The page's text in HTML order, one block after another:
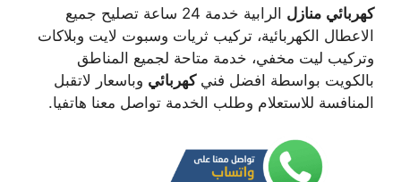
كهربائي منازل
الرابية خدمة 24 ساعة تصليح جميع
الاعطال الكهربائية، تركيب ثريات وسبوت لايت وبلاكات
وتركيب ليت مخفي، خدمة متاحة لجميع المناطق
بالكويت بواسطة افضل فنيكهربائي وباسعار لاتقبل
المنافسة للاستعلام وطلب الخدمة تواصل معنا هاتفيا.